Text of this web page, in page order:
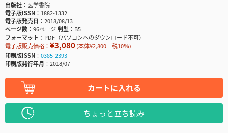
出版社
医学書院
電子版ISSN
1882-1332
電子版発売日
2018/08/13
ページ数
96ページ判型
B5
フォーマット
PDF（パソコンへのダウンロード不可）
電子版販売価格： ¥3,080(本体¥2,800＋税10％)
印刷版ISSN
0385-2393
印刷版発行年月
2018/07
カートに入れる
ちょっと立ち読み